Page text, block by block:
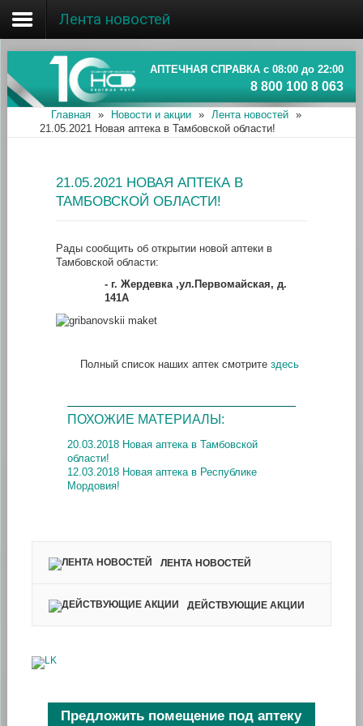
Главная
Об ассоциации
Наши аптеки
Информация
Лента новостей
АПТЕЧНАЯ СПРАВКА с 08:00 до 22:00
8 800 100 8 063
Главная » Новости и акции » Лента новостей
»
21.05.2021 Новая аптека в Тамбовской области!
21.05.2021 НОВАЯ АПТЕКА В
ТАМБОВСКОЙ ОБЛАСТИ!
Рады сообщить об открытии новой аптеки в
Тамбовской области:
- г. Жердевка ,ул.Первомайская, д.
141А
Полный список наших аптек смотрите здесь
ПОХОЖИЕ МАТЕРИАЛЫ:
20.03.2018 Новая аптека в Тамбовской
области!
12.03.2018 Новая аптека в Республике
Мордовия!
ЛЕНТА НОВОСТЕЙ
ДЕЙСТВУЮЩИЕ АКЦИИ
Предложить помещение под аптеку